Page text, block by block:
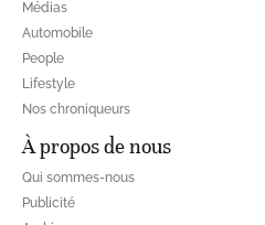
Médias
Automobile
People
Lifestyle
Nos chroniqueurs
À propos de nous
Qui sommes-nous
Publicité